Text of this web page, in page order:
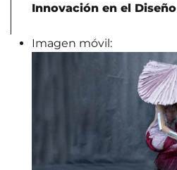
Innovación en el Diseño
Imagen móvil: